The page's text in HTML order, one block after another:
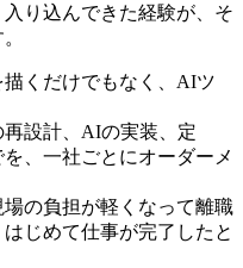
り込んできた経験が、そ
くだけでもなく、AIツ
設計、AIの実装、定
、一社ごとにオーダーメ
の負担が軽くなって離職
じめて仕事が完了したと